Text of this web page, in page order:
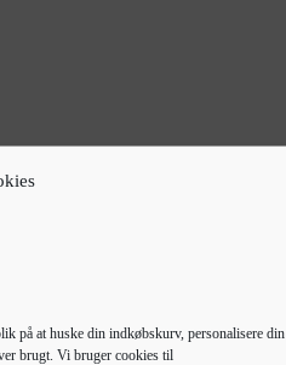
på at huske din indkøbskurv, personalisere din
brugt. Vi bruger cookies til